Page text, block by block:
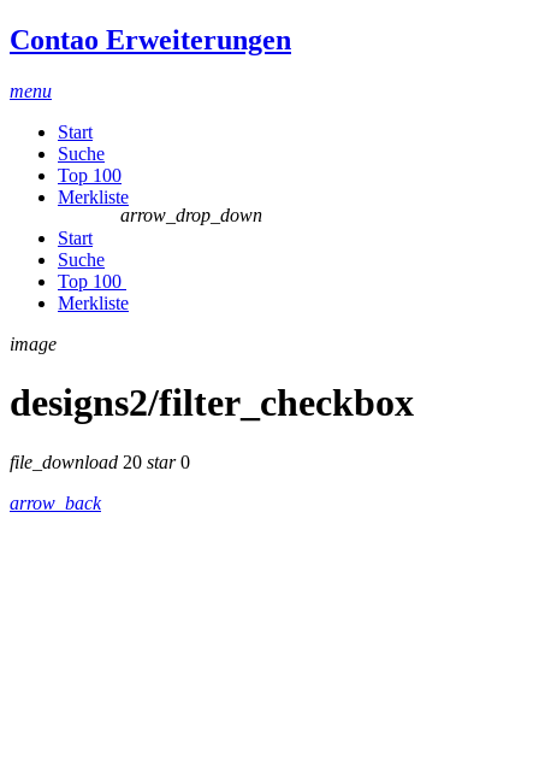
Contao Erweiterungen
menu
Start
Suche
Top 100
Merkliste
Start
Suche
Top 100
arrow_drop_down
Merkliste
image
designs2/filter_checkbox
file_download 20 star0
arrow_back